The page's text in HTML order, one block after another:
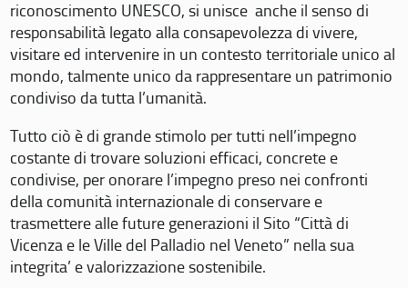
riconoscimento UNESCO, si unisce anche il senso di
responsabilità legato alla consapevolezza di vivere,
visitare ed intervenire in un contesto territoriale unico al
mondo, talmente unico da rappresentare un patrimonio
condiviso da tutta l’umanità.
Tutto ciò è di grande stimolo per tutti nell’impegno
costante di trovare soluzioni efficaci, concrete e
condivise, per onorare l’impegno preso nei confronti
della comunità internazionale di conservare e
trasmettere alle future generazioni il Sito “Città di
Vicenza e le Ville del Palladio nel Veneto” nella sua
integrita’ e valorizzazione sostenibile.